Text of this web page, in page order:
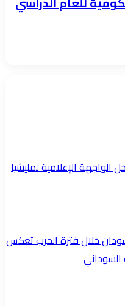
الواجهة الإعلامية لمليشيا
خلال فترة الحرب تعكس
السوداني